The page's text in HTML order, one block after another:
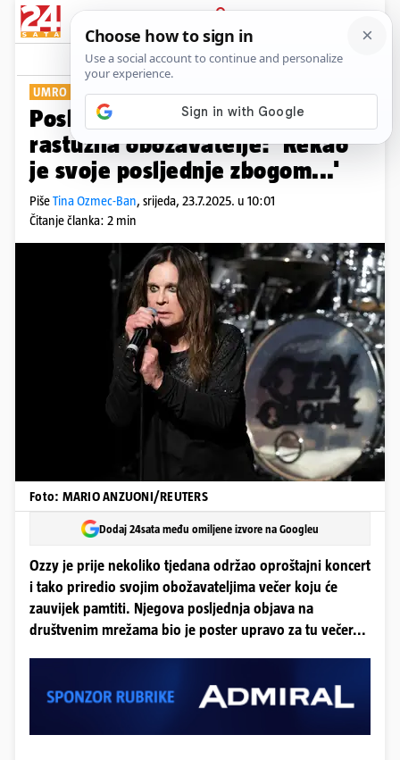
PRIJAVA
Show Komentari
UMRO LEGENDARNI GLAZBENIK
Posljednja Ozzyjeva objava je
rastužila obožavatelje: 'Rekao
je svoje posljednje zbogom...'
PišeTina Ozmec-Ban, srijeda, 23.7.2025. u 10:01
Čitanje članka: 2 min
Foto: MARIO ANZUONI/REUTERS
Dodaj 24sata među omiljene izvore na Googleu
Ozzy je prije nekoliko tjedana održao oproštajni koncert
i tako priredio svojim obožavateljima večer koju će
zauvijek pamtiti. Njegova posljednja objava na
društvenim mrežama bio je poster upravo za tu večer...